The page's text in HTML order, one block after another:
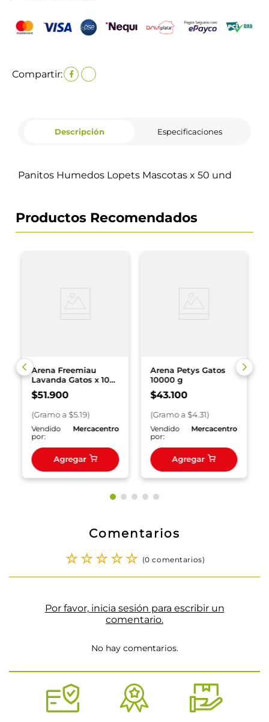
Compartir:
Descripción Especificaciones
Panitos Humedos Lopets Mascotas x 50 und
Productos Recomendados
Arena Freemiau
Lavanda Gatos x 10
Kg
$51.900
(Gramoa $5.19)
Vendido
por:
Mercacentro
Agregar
Arena Petys Gatos
10000 g
$43.100
(Gramoa $4.31)
Vendido
por:
Mercacentro
Agregar
Comentarios
☆☆☆☆☆ (0 comentarios)
Por favor, inicia sesión para escribir un
comentario.
No hay comentarios.